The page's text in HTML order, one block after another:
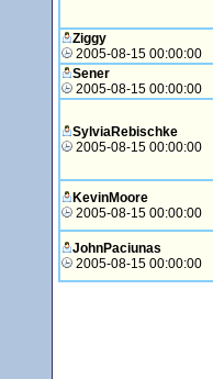
Ziggy
2005-08-15 00:00:00
Sener
2005-08-15 00:00:00
SylviaRebischke
2005-08-15 00:00:00
KevinMoore
2005-08-15 00:00:00
JohnPaciunas
2005-08-15 00:00:00